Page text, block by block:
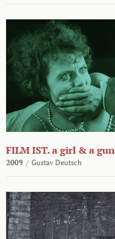
FILM IST. a girl & a gun
2009 / Gustav Deutsch